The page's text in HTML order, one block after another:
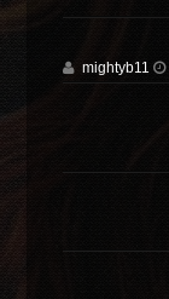
mightyb11